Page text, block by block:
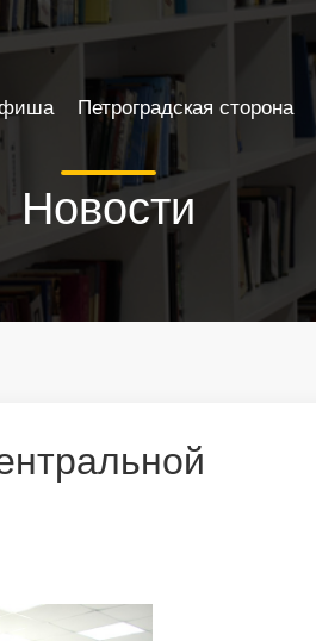
Новости
Петроградская сторона